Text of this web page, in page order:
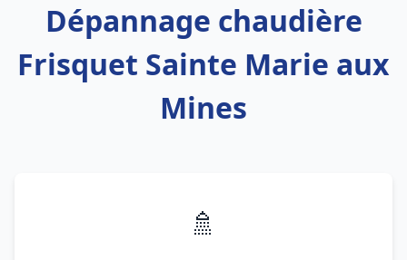
Dépannage chaudière
Frisquet Sainte Marie aux
Mines
🚿